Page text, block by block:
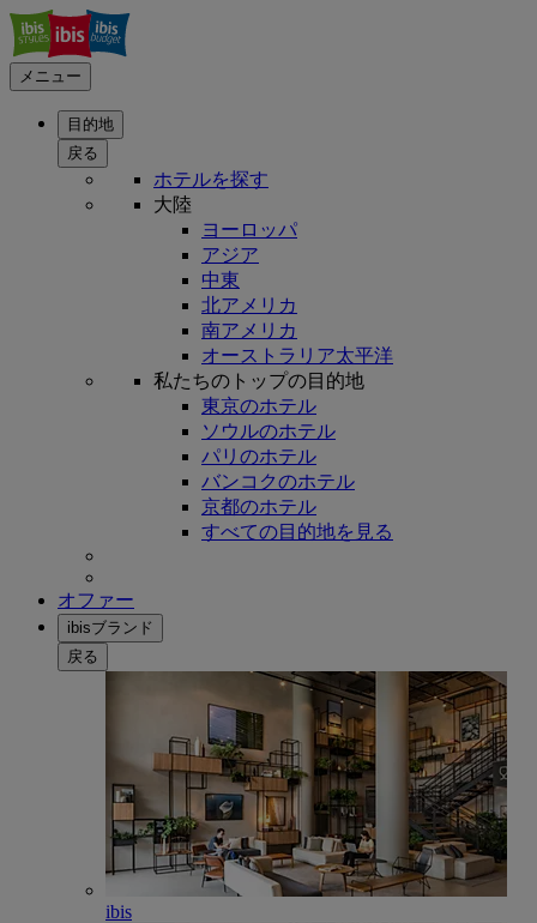
メニュー
目的地
戻る
ホテルを探す
大陸
ヨーロッパ
アジア
中東
北アメリカ
南アメリカ
オーストラリア太平洋
私たちのトップの目的地
東京のホテル
ソウルのホテル
パリのホテル
バンコクのホテル
京都のホテル
すべての目的地を見る
オファー
ibisブランド
戻る
ibis